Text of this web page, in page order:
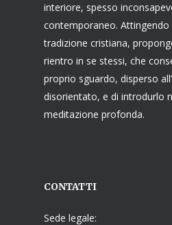
interiore, spesso
contemporaneo. Attingendo
tradizione cristiana,
rientro in se stessi, che
proprio sguardo, disperso
disorientato, e di introdurlo
meditazione profonda.
CONTATTI
Sede legale: